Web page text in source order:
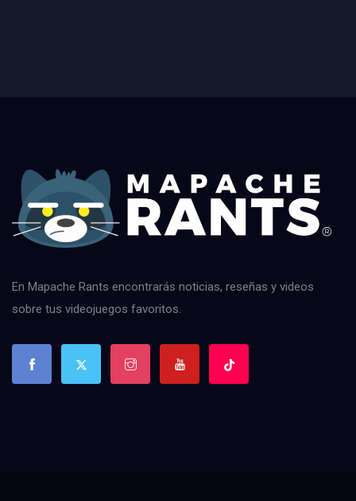
En Mapache Rants encontrarás noticias, reseñas y videos
sobre tus videojuegos favoritos.